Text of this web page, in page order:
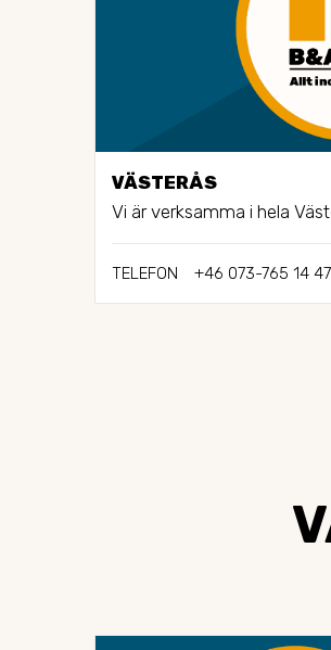
VÄSTERÅS
Vi är verksamma i hela
TELEFON +46 073-765 14 47